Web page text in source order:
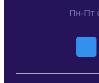
Пн-Пт